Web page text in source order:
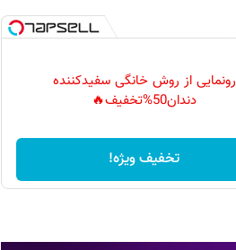
رونمایی از روش خانگی سفیدکننده
دندان50%تخفیف🔥
تخفیف ویژه!